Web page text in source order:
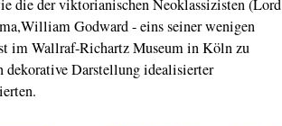
die der viktorianischen Neoklassizisten (Lord
Godward - eins seiner wenigen
im Wallraf-Richartz Museum in Köln zu
dekorative Darstellung idealisierter